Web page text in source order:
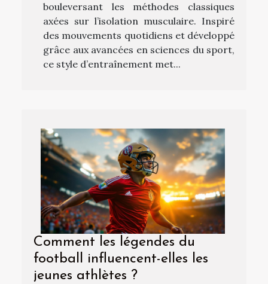
bouleversant les méthodes classiques
axées sur l’isolation musculaire. Inspiré
des mouvements quotidiens et développé
grâce aux avancées en sciences du sport,
ce style d’entraînement met...
Comment les légendes du
football influencent-elles les
jeunes athlètes ?